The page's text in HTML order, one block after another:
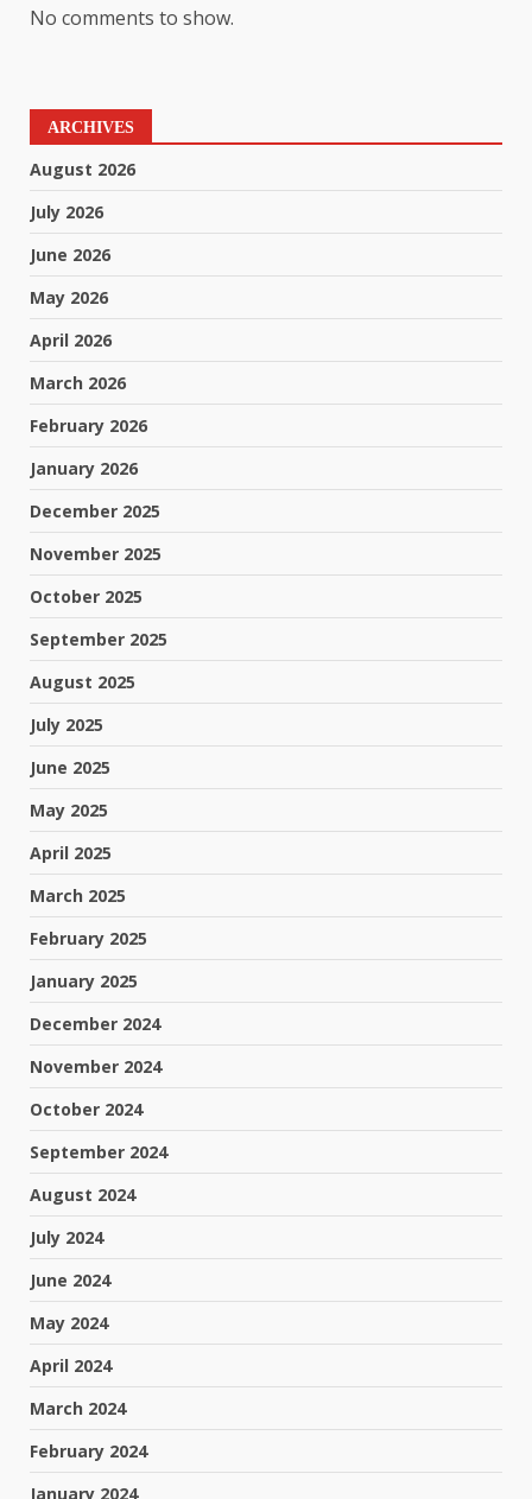
No comments to show.
ARCHIVES
August 2026
July 2026
June 2026
May 2026
April 2026
March 2026
February 2026
January 2026
December 2025
November 2025
October 2025
September 2025
August 2025
July 2025
June 2025
May 2025
April 2025
March 2025
February 2025
January 2025
December 2024
November 2024
October 2024
September 2024
August 2024
July 2024
June 2024
May 2024
April 2024
March 2024
February 2024
January 2024